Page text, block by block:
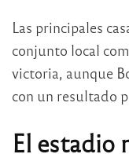
Las principales
conjunto local
victoria, aunque
con un resultado
El estadio